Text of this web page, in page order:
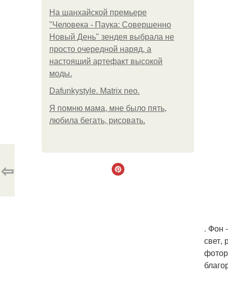
На шанхайской премьере
"Человека - Паука: Совершенно
Новый День" зендея выбрала не
просто очередной наряд, а
настоящий артефакт высокой
моды.
Dafunkystyle. Matrix neo.
Я помню мама, мне было пять,
любила бегать, рисовать.
. Фон
свет,
⇦